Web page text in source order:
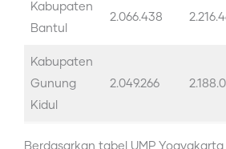
Kabupaten
Bantul
2.066.438
Kabupaten
Gunung
Kidul
2.049.266
Berdasarkan tabel UMP